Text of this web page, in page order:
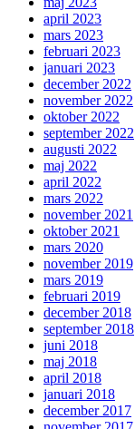
april 2023
mars 2023
februari 2023
januari 2023
december 2022
november 2022
oktober 2022
september 2022
augusti 2022
maj 2022
april 2022
mars 2022
november 2021
oktober 2021
mars 2020
november 2019
mars 2019
februari 2019
december 2018
september 2018
juni 2018
maj 2018
april 2018
januari 2018
december 2017